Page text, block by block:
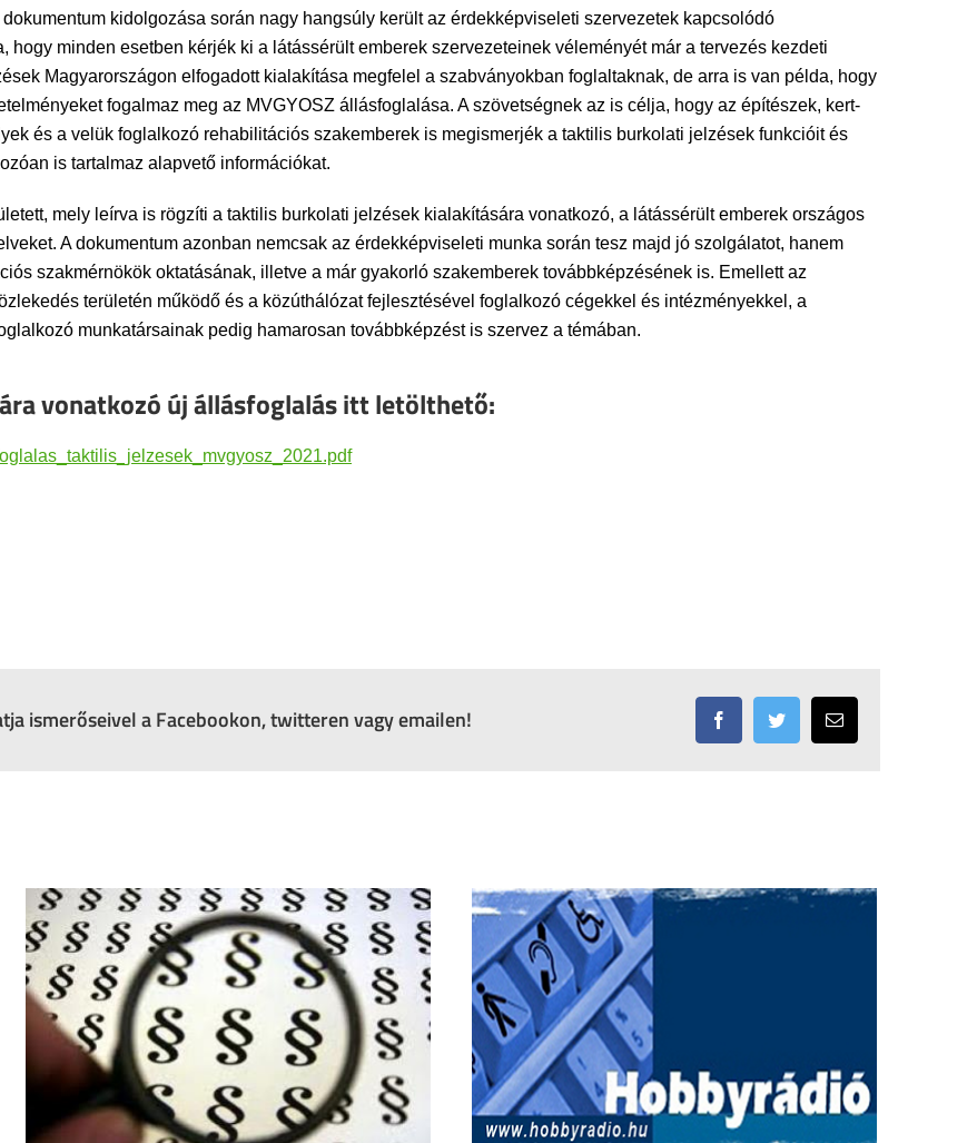
kidolgozása során nagy hangsúly került az érdekképviseleti szervezetek kapcsolódó
minden esetben kérjék ki a látássérült emberek szervezeteinek véleményét már a tervezés kezdeti
Magyarországon elfogadott kialakítása megfelel a szabványokban foglaltaknak, de arra is van példa, hogy
fogalmaz meg az MVGYOSZ állásfoglalása. A szövetségnek az is célja, hogy az építészek, kert-
és a velük foglalkozó rehabilitációs szakemberek is megismerjék a taktilis burkolati jelzések funkcióit és
is tartalmaz alapvető információkat.
mely leírva is rögzíti a taktilis burkolati jelzések kialakítására vonatkozó, a látássérült emberek országos
A dokumentum azonban nemcsak az érdekképviseleti munka során tesz majd jó szolgálatot, hanem
szakmérnökök oktatásának, illetve a már gyakorló szakemberek továbbképzésének is. Emellett az
területén működő és a közúthálózat fejlesztésével foglalkozó cégekkel és intézményekkel, a
munkatársainak pedig hamarosan továbbképzést is szervez a témában.
vonatkozó új állásfoglalás itt letölthető:
ismerőseivel a Facebookon, twitteren vagy emailen! FacebookTwitter Email: